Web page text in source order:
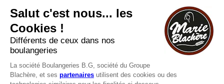
Vous souhaitez nous contacter ?
Consultez notre FAQ.
FAQ
Recrutement